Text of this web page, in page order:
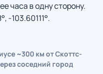
часа в одну сторону.
-103.60111°.
~300 км от Скоттс-
соседний город